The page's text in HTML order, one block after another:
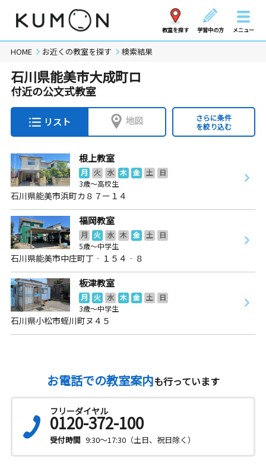
教室を探す 学習中の方 メニュー
HOME お近くの教室を探す 検索結果
石川県能美市大成町ロ
付近の公文式教室
リスト 地図
さらに条件
を絞り込む
根上教室
月 火 水 木 金 土
日
3歳～高校生
石川県能美市浜町カ８７ー１４
福岡教室
月 火 水 木 金 土
日
5歳～中学生
石川県能美市中庄町丁‐１５４‐８
板津教室
月 火 水 木 金 土
日
3歳～中学生
石川県小松市蛭川町ヌ４５
お電話での教室案内も行っています
フリーダイヤル
0120-372-100
受付時間 9:30～17:30（土日、祝日除く）